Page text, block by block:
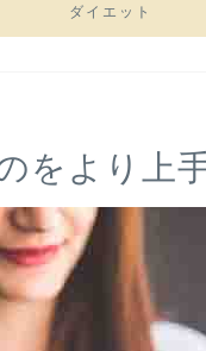
ダイエット
をより上